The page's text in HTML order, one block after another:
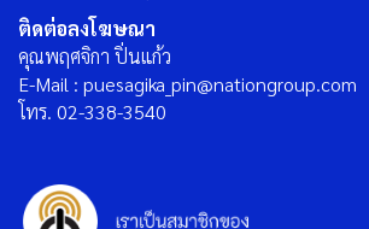
ติดต่อลงโฆษณา
คุณพฤศจิกา ปิ่นแก้ว
E-Mail : puesagika_pin@nationgroup.com
โทร. 02-338-3540